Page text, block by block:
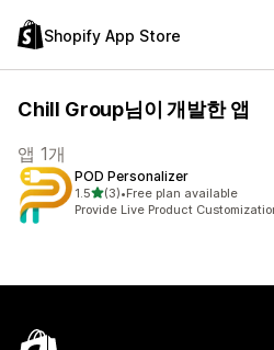
Shopify App Store
Chill Group님이 개발한 앱
앱 1개
POD Personalizer
1.5별 5개 중
(3)
총 리뷰 3개
•Free plan available
Provide Live Product